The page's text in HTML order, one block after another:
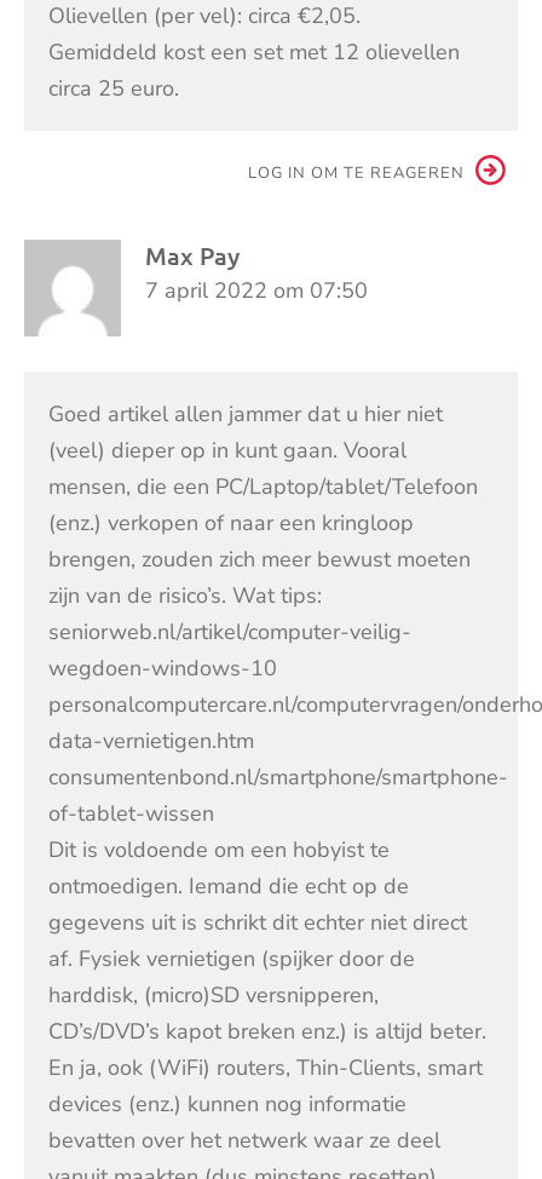
Olievellen (per vel): circa €2,05.
Gemiddeld kost een set met 12 olievellen
circa 25 euro.
LOG IN OM TE REAGEREN
Max Pay
7 april 2022 om 07:50
Goed artikel allen jammer dat u hier niet
(veel) dieper op in kunt gaan. Vooral
mensen, die een PC/Laptop/tablet/Telefoon
(enz.) verkopen of naar een kringloop
brengen, zouden zich meer bewust moeten
zijn van de risico’s. Wat tips:
seniorweb.nl/artikel/computer-veilig-
wegdoen-windows-10
personalcomputercare.nl/computervragen/
data-vernietigen.htm
consumentenbond.nl/smartphone/smartphone-
of-tablet-wissen
Dit is voldoende om een hobyist te
ontmoedigen. Iemand die echt op de
gegevens uit is schrikt dit echter niet direct
af. Fysiek vernietigen (spijker door de
harddisk, (micro)SD versnipperen,
CD’s/DVD’s kapot breken enz.) is altijd beter.
En ja, ook (WiFi) routers, Thin-Clients, smart
devices (enz.) kunnen nog informatie
bevatten over het netwerk waar ze deel